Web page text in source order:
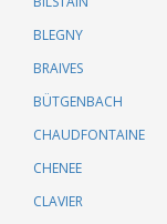
BLEGNY
BRAIVES
BÜTGENBACH
CHAUDFONTAINE
CHENEE
CLAVIER